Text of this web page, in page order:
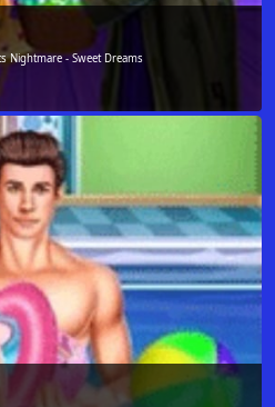
Nightmare - Sweet Dreams